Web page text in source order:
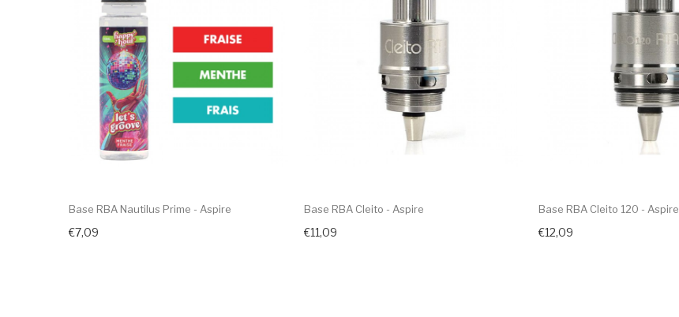
Base RBA Nautilus Prime - Aspire
€7,09
Base RBA Cleito - Aspire
€11,09
Base RBA Cleito 120 - Aspire
€12,09